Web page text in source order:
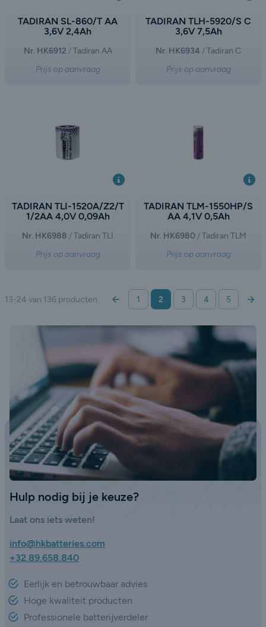
TADIRAN SL-860/T AA
3,6V 2,4Ah
Nr. HK6912
Tadiran AA
Prijs op aanvraag
TADIRAN TLH-5920/S C
3,6V 7,5Ah
Nr. HK6934
Tadiran C
Prijs op aanvraag
TADIRAN TLI-1520A/Z2/T
1/2AA 4,0V 0,09Ah
Nr. HK6988
Tadiran TLI
Prijs op aanvraag
TADIRAN TLM-1550HP/S
AA 4,1V 0,5Ah
Nr. HK6980
Tadiran TLM
Prijs op aanvraag
13-24 van 136 producten Vorige
1 2 3 4 5
Hulp nodig bij je keuze?
Laat ons iets weten!
info@hkbatteries.com
+32.89.658.840
Eerlijk en betrouwbaar advies
Hoge kwaliteit producten
Professionele batterijverdeler